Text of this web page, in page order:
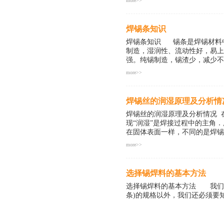
活性的关键因素。 如果有铅
的氧化物。这个现象在无铅焊
会严重影响到烙铁头前端的正
大的影响。 详情请咨询深圳
焊锡条知识
焊锡条知识 锡条是焊锡材料
制造，湿润性、流动性好，易
强。纯锡制造，锡渣少，减少
接)5、高温焊锡条(400度以上
满、不会虚焊等不良现象。★
★ 各项性能稳定，适用波峰或
条(Sn96.5Ag3.0Cu0.5)3、0.3
锡条(400度以上焊接) 无铅锡
more>>
焊锡丝的润湿原理及分析情
焊锡丝的润湿原理及分析情况
现“润湿”是焊接过程中的主角
在固体表面一样，不同的
下，基材会受到空气及周边
现象正如水倒在涂满油脂的盘
面的氧化膜去除，即使勉强
薄板浸到水中，没有润湿现象
more>>
选择锡焊料的基本方法
选择锡焊料的基本方法 我们
条)的规格以外，我们还必须要